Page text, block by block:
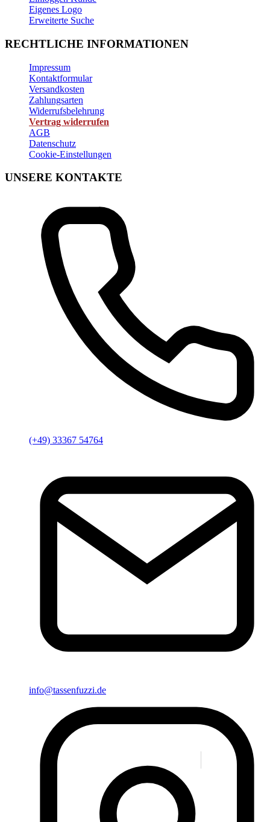
Eigenes Logo
Erweiterte Suche
RECHTLICHE INFORMATIONEN
Impressum
Kontaktformular
Versandkosten
Zahlungsarten
Widerrufsbelehrung
Vertrag widerrufen
AGB
Datenschutz
Cookie-Einstellungen
UNSERE KONTAKTE
(+49) 33367 54764
info@tassenfuzzi.de